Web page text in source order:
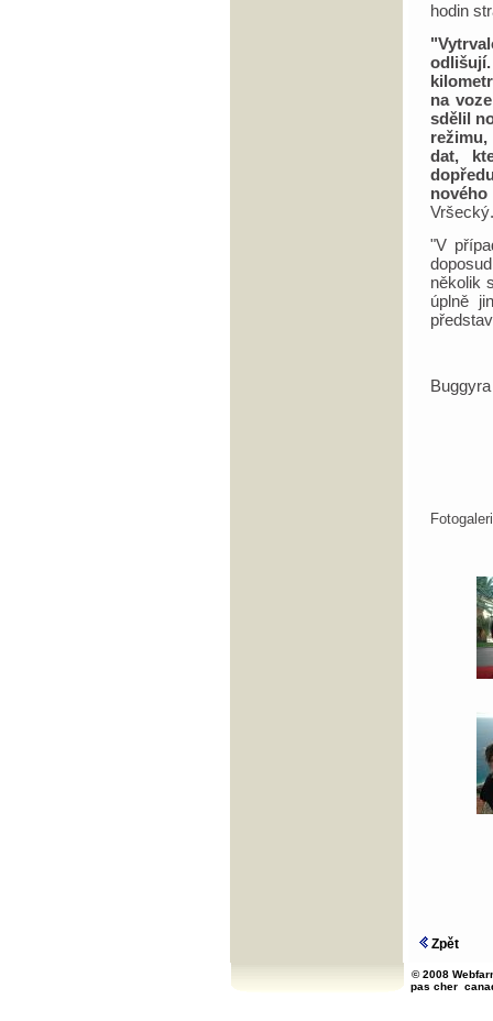
hodin
na
sdělil
dat,
Vršecký.
"V
několik
úplně
Buggyra
Zpět
© 2008
pas cher